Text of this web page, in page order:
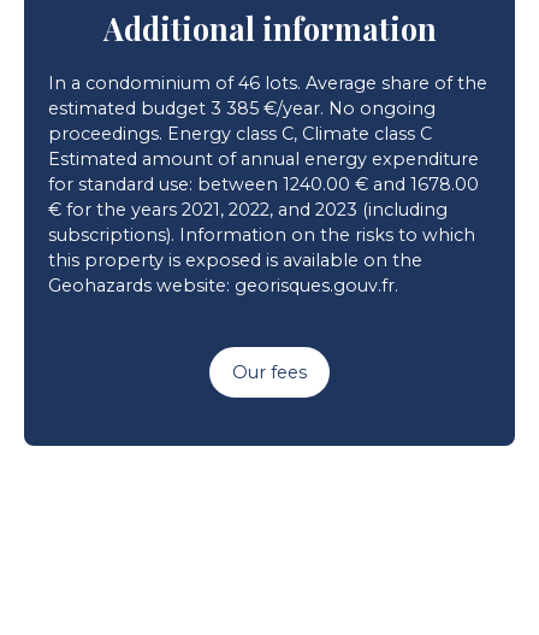
Additional information
In a condominium of 46 lots. Average share of the
estimated budget 3 385 €/year. No ongoing
proceedings. Energy class C, Climate class C
Estimated amount of annual energy expenditure
for standard use: between 1240.00 € and 1678.00
€ for the years 2021, 2022, and 2023 (including
subscriptions). Information on the risks to which
this property is exposed is available on the
Geohazards website: georisques.gouv.fr.
Our fees